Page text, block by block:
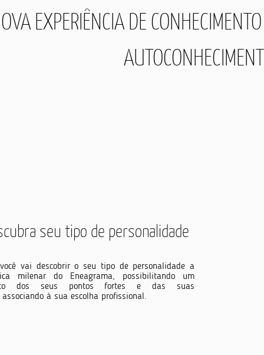
EXPERIÊNCIA DE
seu tipo de personalidade
vai descobrir o seu tipo de personalidade a
milenar do Eneagrama, possibilitando um
dos seus pontos fortes e das suas
à sua escolha profissional.